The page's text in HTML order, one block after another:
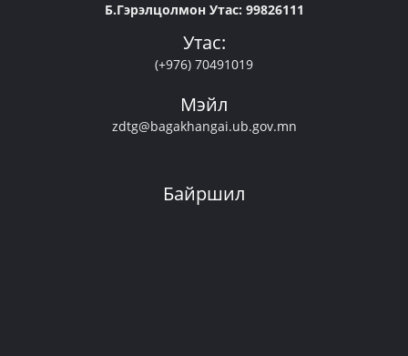
Б.Гэрэлцолмон Утас: 99826111
Утас:
(+976) 70491019
Мэйл
zdtg@bagakhangai.ub.gov.mn
Байршил